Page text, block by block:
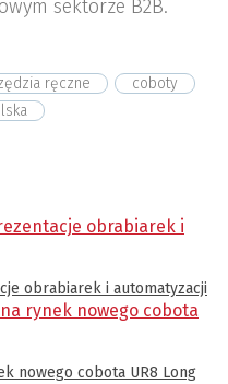
sektorze B2B.
ręczne
coboty
obrabiarek i automatyzacji
nowego cobota UR8 Long